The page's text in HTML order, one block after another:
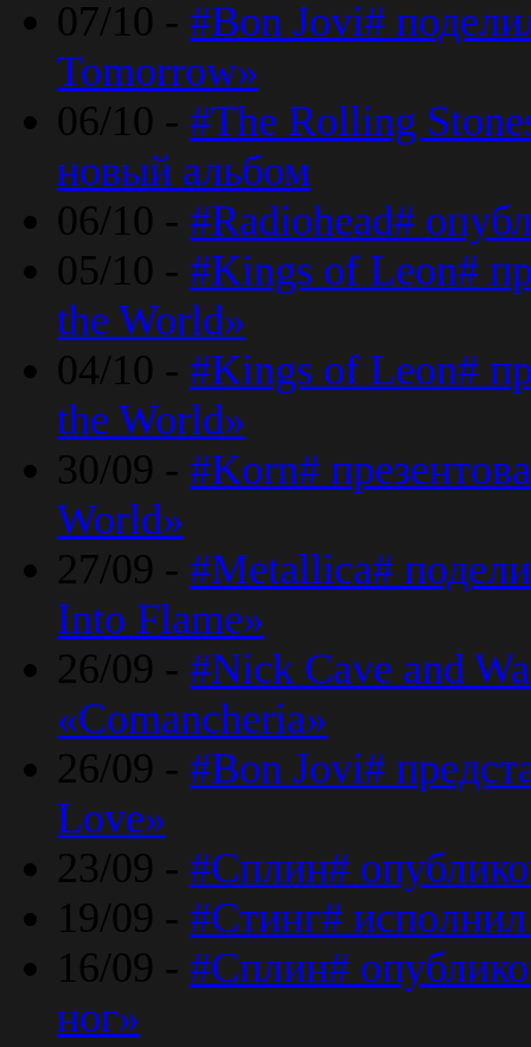
07/10 - #Bon Jovi#
Tomorrow»
06/10 - #The Rolling
новый альбом
06/10 - #Radiohead#
05/10 - #Kings of Leon#
the World»
04/10 - #Kings of Leon#
the World»
30/09 - #Korn#
World»
27/09 - #Metallica#
Into Flame»
26/09 - #Nick Cave and
«Comancheria»
26/09 - #Bon Jovi#
Love»
23/09 - #Сплин#
19/09 - #Стинг#
16/09 - #Сплин#
ног»